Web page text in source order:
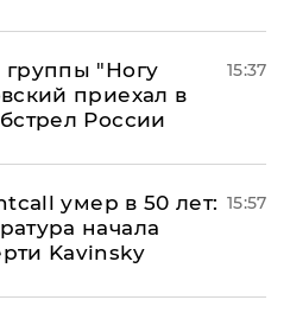
группы "Ногу
приехал в
России
15:37
умер в 50 лет:
начала
Kavinsky
15:57